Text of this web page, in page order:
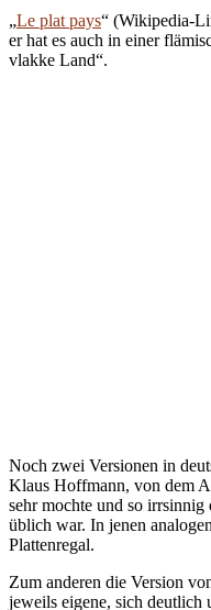
„Le plat pays“ (Wikipedia-
er hat es auch in einer
vlakke Land“.
Noch zwei Versionen in
Klaus Hoffmann, von dem
sehr mochte und so irrsinnig
üblich war. In jenen
Plattenregal.
Zum anderen die Version
jeweils eigene, sich deutlich